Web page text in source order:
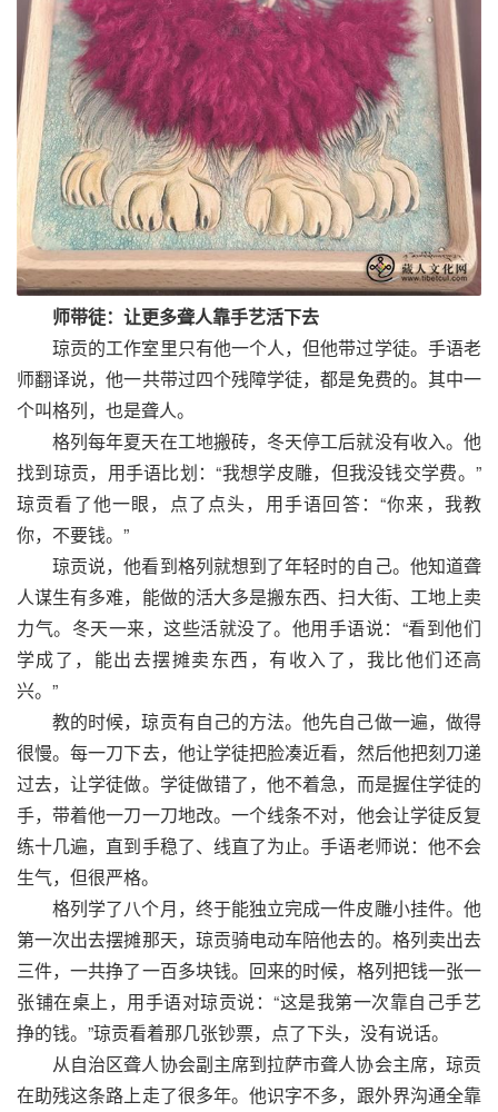
师带徒：让更多聋人靠手艺活下去
琼贡的工作室里只有他一个人，但他带过学徒。手语老
师翻译说，他一共带过四个残障学徒，都是免费的。其中一
个叫格列，也是聋人。
格列每年夏天在工地搬砖，冬天停工后就没有收入。他
找到琼贡，用手语比划：“我想学皮雕，但我没钱交学费。”
琼贡看了他一眼，点了点头，用手语回答：“你来，我教
你，不要钱。”
琼贡说，他看到格列就想到了年轻时的自己。他知道聋
人谋生有多难，能做的活大多是搬东西、扫大街、工地上卖
力气。冬天一来，这些活就没了。他用手语说：“看到他们
学成了，能出去摆摊卖东西，有收入了，我比他们还高
兴。”
教的时候，琼贡有自己的方法。他先自己做一遍，做得
很慢。每一刀下去，他让学徒把脸凑近看，然后他把刻刀递
过去，让学徒做。学徒做错了，他不着急，而是握住学徒的
手，带着他一刀一刀地改。一个线条不对，他会让学徒反复
练十几遍，直到手稳了、线直了为止。手语老师说：他不会
生气，但很严格。
格列学了八个月，终于能独立完成一件皮雕小挂件。他
第一次出去摆摊那天，琼贡骑电动车陪他去的。格列卖出去
三件，一共挣了一百多块钱。回来的时候，格列把钱一张一
张铺在桌上，用手语对琼贡说：“这是我第一次靠自己手艺
挣的钱。”琼贡看着那几张钞票，点了下头，没有说话。
从自治区聋人协会副主席到拉萨市聋人协会主席，琼贡
在助残这条路上走了很多年。他识字不多，跟外界沟通全靠